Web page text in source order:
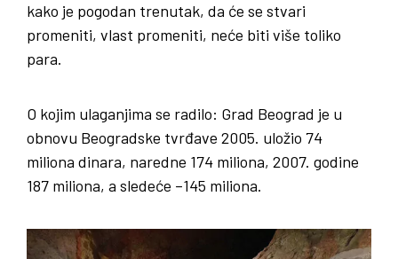
kako je pogodan trenutak, da će se stvari
promeniti, vlast promeniti, neće biti više toliko
para.
O kojim ulaganjima se radilo: Grad Beograd je u
obnovu Beogradske tvrđave 2005. uložio 74
miliona dinara, naredne 174 miliona, 2007. godine
187 miliona, a sledeće –145 miliona.